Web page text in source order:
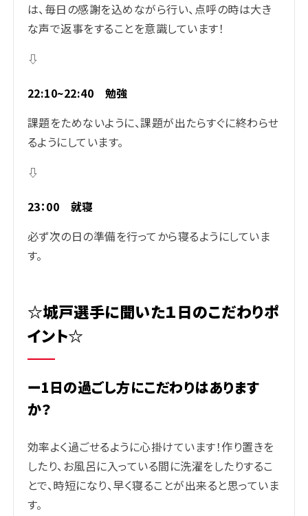
は、毎日の感謝を込めながら行い、点呼の時は大き
な声で返事をすることを意識しています！
⇩
22:10~22:40 勉強
課題をためないように、課題が出たらすぐに終わらせ
るようにしています。
⇩
23：00 就寝
必ず次の日の準備を行ってから寝るようにしていま
す。
☆城戸選手に聞いた１日のこだわりポ
イント☆
ー1日の過ごし方にこだわりはあります
か？
効率よく過ごせるように心掛けています！作り置きを
したり、お風呂に入っている間に洗濯をしたりするこ
とで、時短になり、早く寝ることが出来ると思っていま
す。